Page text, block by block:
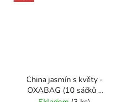
China jasmín s květy -
OXABAG (10 sáčků x